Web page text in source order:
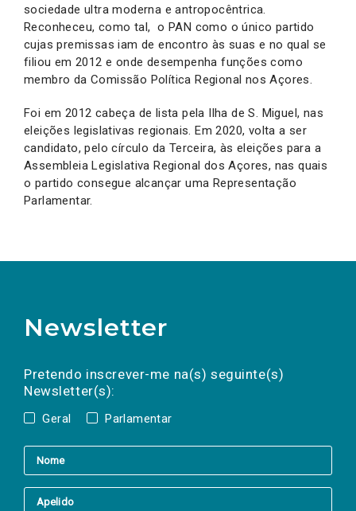
sociedade ultra moderna e antropocêntrica.
Reconheceu, como tal, o PAN como o único partido
cujas premissas iam de encontro às suas e no qual se
filiou em 2012 e onde desempenha funções como
membro da Comissão Política Regional nos Açores.
Foi em 2012 cabeça de lista pela Ilha de S. Miguel, nas
eleições legislativas regionais. Em 2020, volta a ser
candidato, pelo círculo da Terceira, às eleições para a
Assembleia Legislativa Regional dos Açores, nas quais
o partido consegue alcançar uma Representação
Parlamentar.
Newsletter
Pretendo inscrever-me na(s) seguinte(s)
Newsletter(s):
Geral Parlamentar
a(s) newsletter(s).
mail